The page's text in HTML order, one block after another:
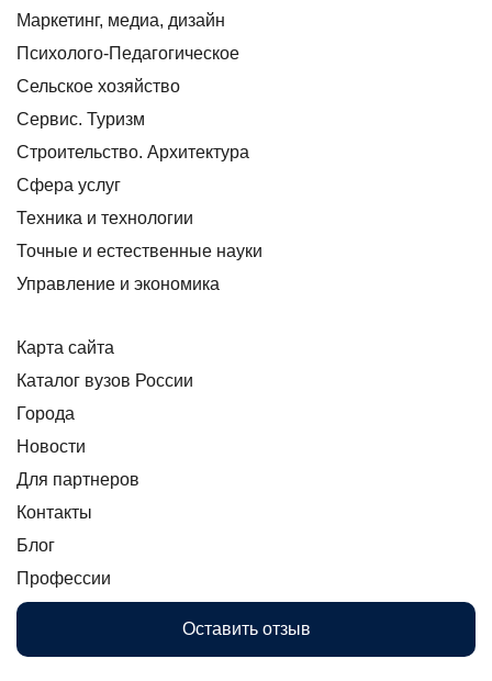
Маркетинг, медиа, дизайн
Психолого-Педагогическое
Сельское хозяйство
Сервис. Туризм
Строительство. Архитектура
Сфера услуг
Техника и технологии
Точные и естественные науки
Управление и экономика
Карта сайта
Каталог вузов России
Города
Новости
Для партнеров
Контакты
Блог
Профессии
Оставить отзыв